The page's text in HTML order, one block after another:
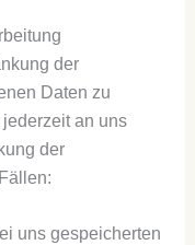
der
Daten zu
an uns
der
uns gespeicherten